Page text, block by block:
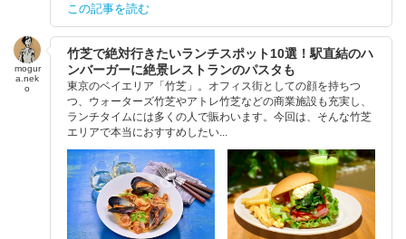
この記事を読む
mogur
a.nek
o
竹芝で絶対行きたいランチスポット10選！駅直結のハ
ンバーガーに絶景レストランのパスタも
東京のベイエリア「竹芝」。オフィス街としての顔を持ちつ
つ、ウォーターズ竹芝やアトレ竹芝などの商業施設も充実し、
ランチタイムには多くの人で賑わいます。今回は、そんな竹芝
エリアで本当におすすめしたい...